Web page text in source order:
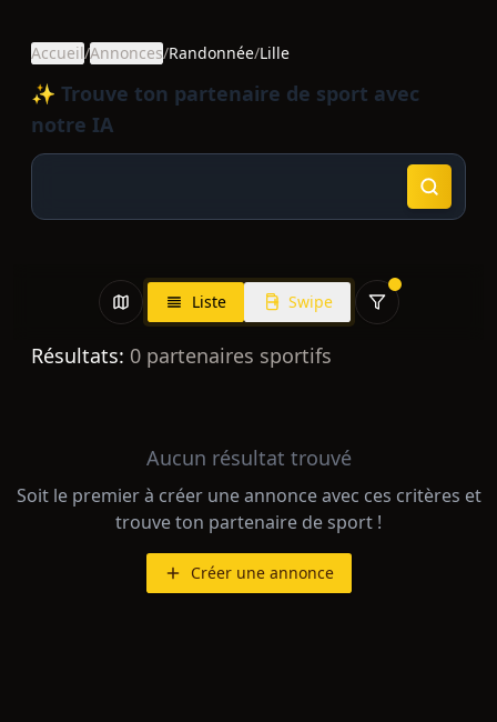
Accueil/Annonces/Randonnée/Lille
✨ Trouve ton partenaire de sport avec
notre IA
Liste Swipe
Résultats: 0 partenaires sportifs
Aucun résultat trouvé
Soit le premier à créer une annonce avec ces critères et
trouve ton partenaire de sport !
Créer une annonce